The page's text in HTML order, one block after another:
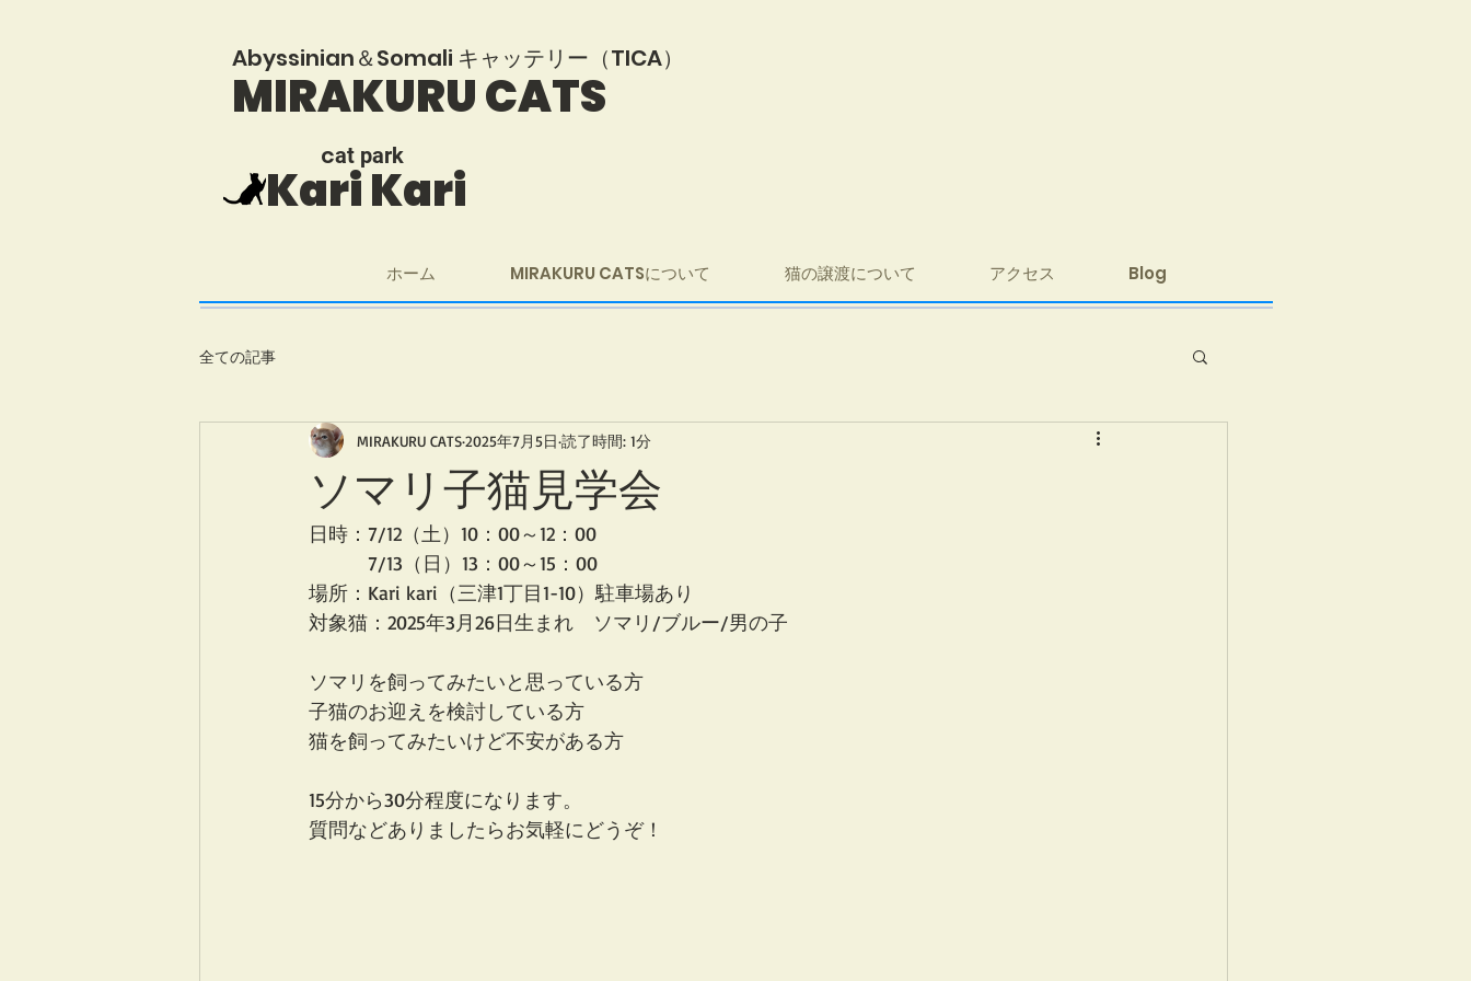
MIRAKURU CATS
​Abyssinian＆Somali キャッテリー（TICA）
​cat park
Kari Kari
ホーム MIRAKURU CATSについて 猫の譲渡について アクセス Blog
全ての記事
ソマリ子猫見学会
MIRAKURU CATS2025年7月5日 読了時間: 1分
日時：7/12（土）10：00～12：00
7/13（日）13：00～15：00
場所：Kari kari（三津1丁目1-10）駐車場あり
対象猫：2025年3月26日生まれ　ソマリ/ブルー/男の子
ソマリを飼ってみたいと思っている方
子猫のお迎えを検討している方
猫を飼ってみたいけど不安がある方
15分から30分程度になります。
質問などありましたらお気軽にどうぞ！